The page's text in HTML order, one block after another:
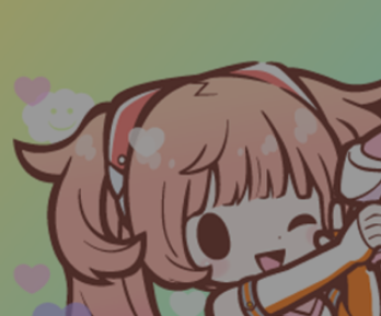
content